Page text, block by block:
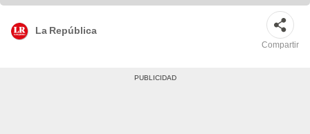
La República
Compartir